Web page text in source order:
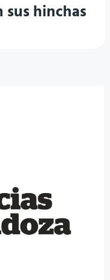
sus hinchas